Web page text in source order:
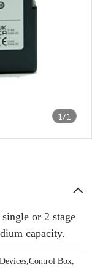
1/1
or 2 stage
capacity.
,Control Box,